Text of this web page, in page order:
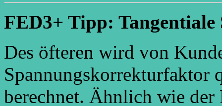
FED3+ Tipp: Tangentiale
Des öfteren wird von
Spannungskorrekturfaktor
berechnet. Ähnlich wie